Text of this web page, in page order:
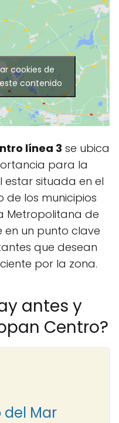
cookies de
contenido
línea 3 se ubica
para la
estar situada en el
de los municipios
Metropolitana de
en un punto clave
que desean
por la zona.
antes y
Centro?
del Mar